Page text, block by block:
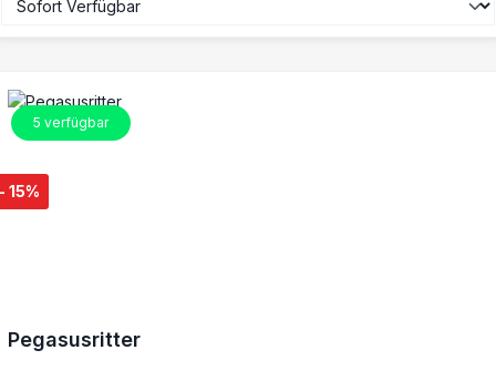
5 verfügbar
15%
Pegasusritter